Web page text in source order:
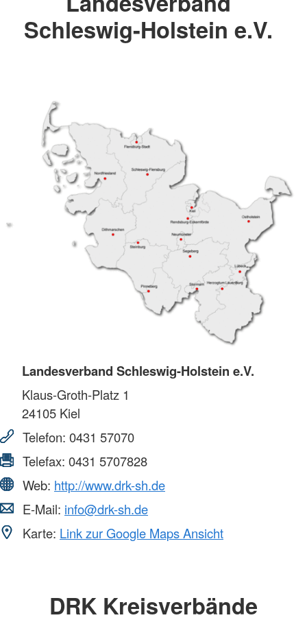
Schleswig-Holstein e.V.
Landesverband Schleswig-Holstein e.V.
Klaus-Groth-Platz 1
24105 Kiel
Telefon: 0431 57070
Telefax: 0431 5707828
Web: http://www.drk-sh.de
E-Mail: info@drk-sh.de
Karte: Link zur Google Maps Ansicht
DRK Kreisverbände